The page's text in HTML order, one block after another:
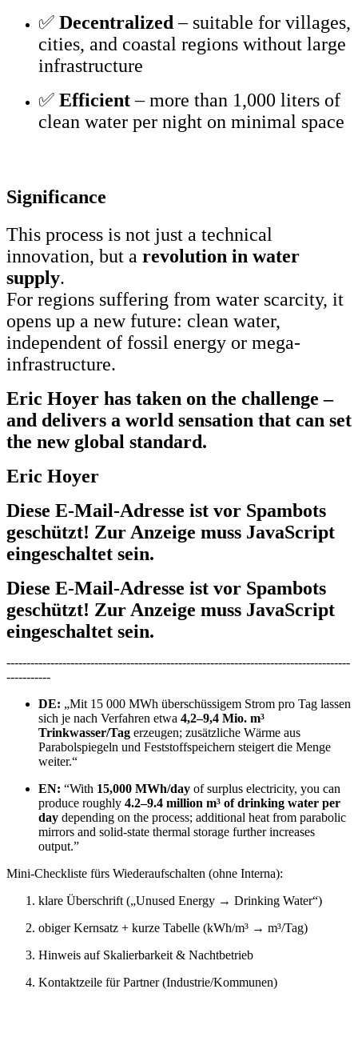
✅ Decentralized– suitable for villages,
cities, and coastal regions without large
infrastructure
✅ Efficient– more than 1,000 liters of
clean water per night on minimal space
Significance
This process is not just a technical
innovation, but a revolution in water
supply.
For regions suffering from water scarcity, it
opens up a new future: clean water,
independent of fossil energy or mega-
infrastructure.
Eric Hoyer has taken on the challenge –
and delivers a world sensation that can set
the new global standard.
Eric Hoyer
Diese E-Mail-Adresse ist vor Spambots
geschützt! Zur Anzeige muss JavaScript
eingeschaltet sein.
Diese E-Mail-Adresse ist vor Spambots
geschützt! Zur Anzeige muss JavaScript
eingeschaltet sein.
--------------------------------------------------------------------------------------
-----------
DE: „Mit 15 000 MWh überschüssigem Strom pro Tag lassen
sich je nach Verfahren etwa 4,2–9,4 Mio. m³
Trinkwasser/Tag erzeugen; zusätzliche Wärme aus
Parabolspiegeln und Feststoffspeichern steigert die Menge
weiter.“
EN: “With 15,000 MWh/day of surplus electricity, you can
produce roughly 4.2–9.4 million m³ of drinking water per
day depending on the process; additional heat from parabolic
mirrors and solid-state thermal storage further increases
output.”
Mini-Checkliste fürs Wiederaufschalten (ohne Interna):
klare Überschrift („Unused Energy → Drinking Water“)
obiger Kernsatz + kurze Tabelle (kWh/m³ → m³/Tag)
Hinweis auf Skalierbarkeit & Nachtbetrieb
Kontaktzeile für Partner (Industrie/Kommunen)